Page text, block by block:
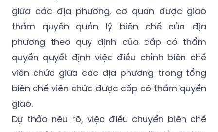
phương theo quy định của cấp có thẩm
quyền quyết định việc điều chỉnh biên chế
viên chức giữa các địa phương trong tổng
biên chế viên chức được cấp có thẩm quyền
giao.
Dự thảo nêu rõ, việc điều chuyển biên chế
viên chức thực hiện theo nguyên tắc không
làm tăng tổng biên chế viên chức được cấp